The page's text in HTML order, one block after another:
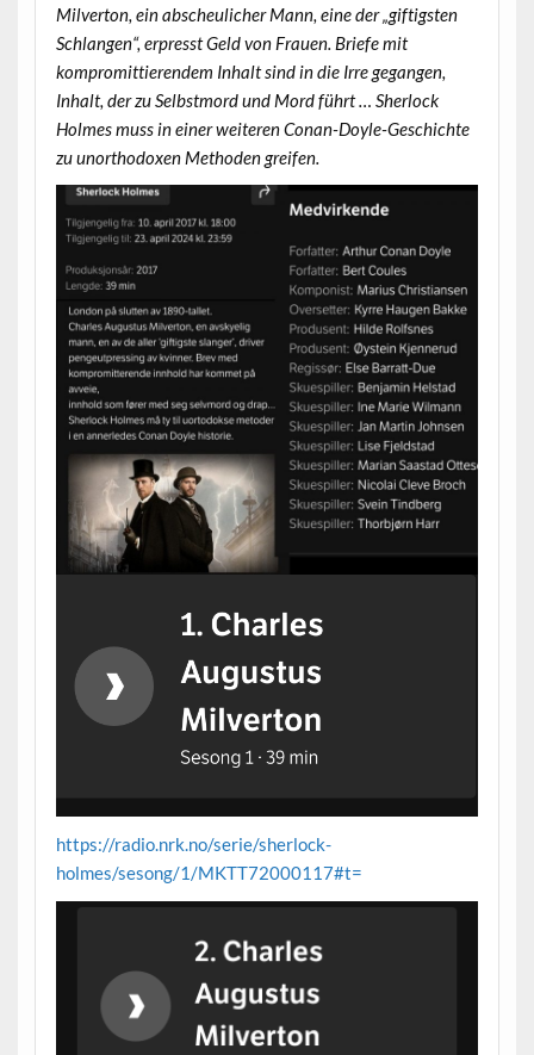
Milverton, ein abscheulicher Mann, eine der „giftigsten
Schlangen“, erpresst Geld von Frauen. Briefe mit
kompromittierendem Inhalt sind in die Irre gegangen,
Inhalt, der zu Selbstmord und Mord führt … Sherlock
Holmes muss in einer weiteren Conan-Doyle-Geschichte
zu unorthodoxen Methoden greifen.
https://radio.nrk.no/serie/sherlock-
holmes/sesong/1/MKTT72000117#t=